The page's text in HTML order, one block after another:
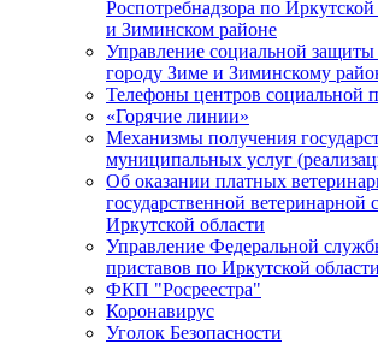
Роспотребнадзора по
и Зиминском районе
Управление социальной защиты
городу Зиме и Зиминскому
Телефоны центров социальной
«Горячие линии»
Механизмы получения
муниципальных услуг
Об оказании платных
государственной ветеринарной
Иркутской области
Управление Федеральной
приставов по Иркутской области
ФКП "Росреестра"
Коронавирус
Уголок Безопасности